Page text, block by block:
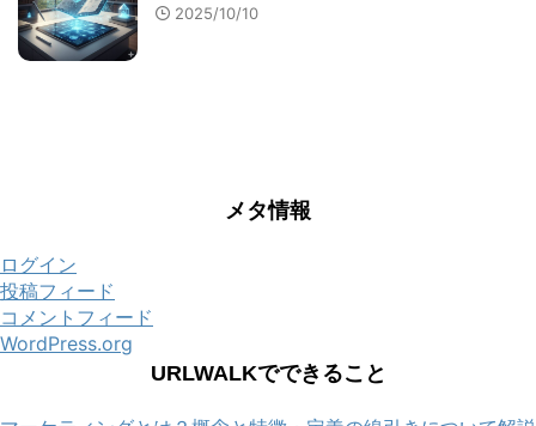
2025/10/10
メタ情報
ログイン
投稿フィード
コメントフィード
WordPress.org
URLWALKでできること